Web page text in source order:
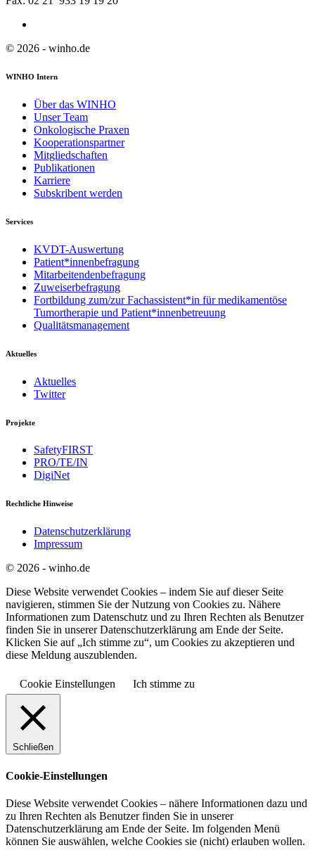
© 2026 - winho.de
WINHO Intern
Über das WINHO
Unser Team
Onkologische Praxen
Kooperationspartner
Mitgliedschaften
Publikationen
Karriere
Subskribent werden
Services
KVDT-Auswertung
Patient*innenbefragung
Mitarbeitendenbefragung
Zuweiserbefragung
Fortbildung zum/zur Fachassistent*in für medikamentöse
Tumortherapie und Patient*innenbetreuung
Qualitätsmanagement
Aktuelles
Aktuelles
Twitter
Projekte
SafetyFIRST
PRO/TE/IN
DigiNet
Rechtliche Hinweise
Datenschutzerklärung
Impressum
© 2026 - winho.de
Diese Website verwendet Cookies – indem Sie auf dieser Seite
navigieren, stimmen Sie der Nutzung von Cookies zu. Nähere
Informationen zum Datenschutz und zu Ihren Rechten als Benutzer
finden Sie in unserer Datenschutzerklärung am Ende der Seite.
Klicken Sie auf „Ich stimme zu“, um Cookies zu akzeptieren und
diese Meldung auszublenden.
Cookie Einstellungen Ich stimme zu
Schließen
Cookie-Einstellungen
Diese Website verwendet Cookies – nähere Informationen dazu und
zu Ihren Rechten als Benutzer finden Sie in unserer
Datenschutzerklärung am Ende der Seite. Im folgenden Menü
können Sie auswählen, welche Cookies sie (nicht) erlauben wollen.